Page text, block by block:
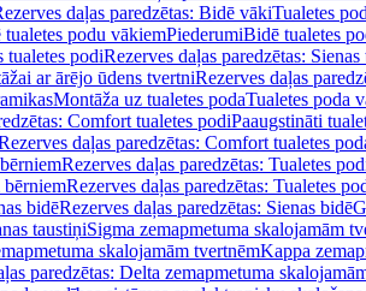
daļas paredzētas: Bidē vākiTualetes
tualetes podu vākiemPiederumiBidē tualetes
tualetes podiRezerves daļas paredzētas:
ar ārējo ūdens tvertniRezerves daļas
Montāža uz tualetes podaTualetes poda
Comfort tualetes podiPaaugstināti
daļas paredzētas: Comfort tualetes
Rezerves daļas paredzētas: Tualetes
bērniemRezerves daļas paredzētas: Tualetes
bidēRezerves daļas paredzētas: Sienas bidē
taustiņiSigma zemapmetuma skalojamām
skalojamām tvertnēmKappa
paredzētas: Delta zemapmetuma